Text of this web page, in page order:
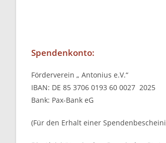
Spendenkonto:
Förderverein „ Antonius e.V.“
IBAN: DE 85 3706 0193 60 0027 2025
Bank: Pax-Bank eG
(Für den Erhalt einer